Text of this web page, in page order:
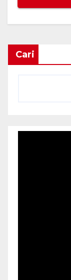
Cari